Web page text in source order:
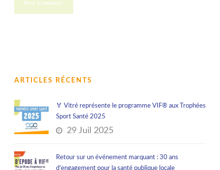
ARTICLES RÉCENTS
🏅 Vitré représente le programme VIF® aux Trophées
Sport Santé 2025
29 Juil 2025
Retour sur un événement marquant : 30 ans
d’engagement pour la santé publique locale